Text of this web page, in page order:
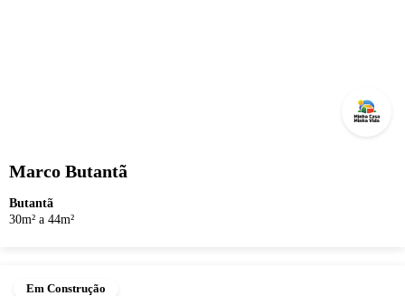
Marco Butantã
Butantã
30m² a 44m²
Em Construção